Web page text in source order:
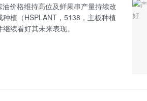
价格维持高位及鲜果串产量持续改
植（HSPLANT，5138，主板种植
续看好其未来表现。